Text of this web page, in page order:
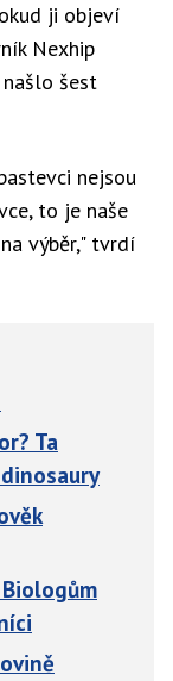
ji objeví
Nexhip
našlo šest
nejsou
to je naše
výběr," tvrdí
Ta